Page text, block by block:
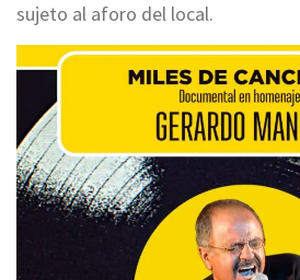
sujeto al aforo del local.